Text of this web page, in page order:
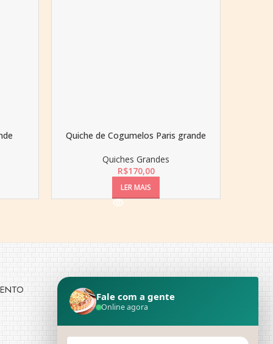
Quiche de Cogumelos Paris grande
Quiches Grandes
R$170,00
LER MAIS
COMPRE COM SEGURANÇA
Fale com a gente
Online agora